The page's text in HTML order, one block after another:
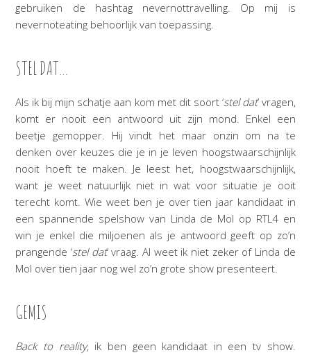
gebruiken de hashtag nevernottravelling. Op mij is
nevernoteating behoorlijk van toepassing.
STEL DAT…
Als ik bij mijn schatje aan kom met dit soort ‘stel dat’ vragen,
komt er nooit een antwoord uit zijn mond. Enkel een
beetje gemopper. Hij vindt het maar onzin om na te
denken over keuzes die je in je leven hoogstwaarschijnlijk
nooit hoeft te maken. Je leest het, hoogstwaarschijnlijk,
want je weet natuurlijk niet in wat voor situatie je ooit
terecht komt. Wie weet ben je over tien jaar kandidaat in
een spannende spelshow van Linda de Mol op RTL4 en
win je enkel die miljoenen als je antwoord geeft op zo’n
prangende ‘stel dat’ vraag. Al weet ik niet zeker of Linda de
Mol over tien jaar nog wel zo’n grote show presenteert.
GEMIS
Back to reality, ik ben geen kandidaat in een tv show.